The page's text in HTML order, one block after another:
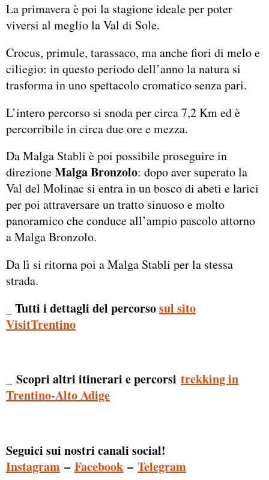
La primavera è poi la stagione ideale per poter
viversi al meglio la Val di Sole.
Crocus, primule, tarassaco, ma anche fiori di melo e
ciliegio: in questo periodo dell’anno la natura si
trasforma in uno spettacolo cromatico senza pari.
L’intero percorso si snoda per circa 7,2 Km ed è
percorribile in circa due ore e mezza.
Da Malga Stabli è poi possibile proseguire in
direzioneMalga Bronzolo: dopo aver superato la
Val del Molinac si entra in un bosco di abeti e larici
per poi attraversare un tratto sinuoso e molto
panoramico che conduce all’ampio pascolo attorno
a Malga Bronzolo.
Da lì si ritorna poi a Malga Stabli per la stessa
strada.
_ Tutti i dettagli del percorsosul sito
VisitTrentino
Scopri altri itinerari e percorsi trekking in
Trentino-Alto Adige
Seguici sui nostri canali social!
Instagram – Facebook – Telegram